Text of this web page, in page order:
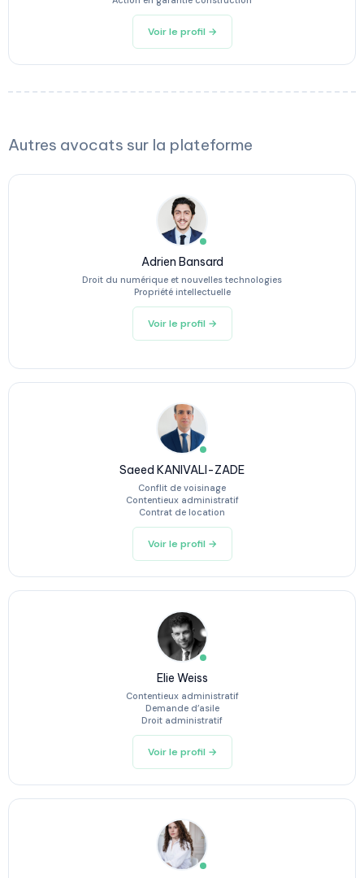
Voir le profil →
Autres avocats sur la plateforme
Adrien Bansard
Droit du numérique et nouvelles technologies
Propriété intellectuelle
Voir le profil →
Saeed KANIVALI-ZADE
Conflit de voisinage
Contentieux administratif
Contrat de location
Voir le profil →
Elie Weiss
Contentieux administratif
Demande d’asile
Droit administratif
Voir le profil →